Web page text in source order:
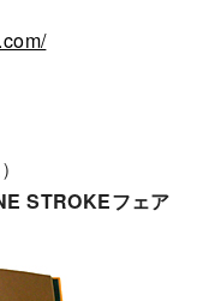
STROKEフェア